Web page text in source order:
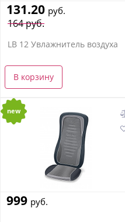
164 руб.
131.20 руб.
LB 12 Увлажнитель воздуха
В корзину
new
999 руб.